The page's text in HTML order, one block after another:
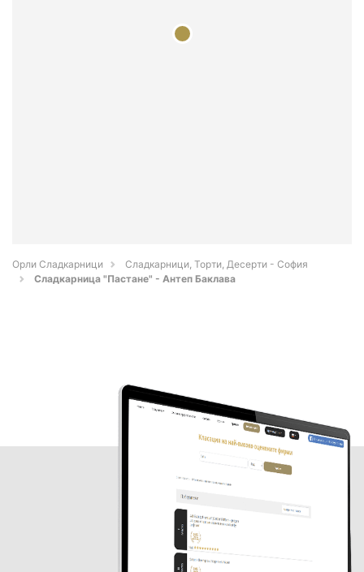
Орли Сладкарници
Сладкарници, Торти, Десерти - София
Сладкарница "Пастане" - Антеп Баклава